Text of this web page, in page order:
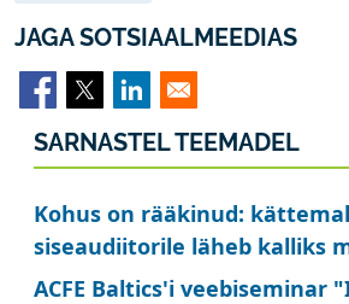
JAGA SOTSIAALMEEDIAS
SARNASTEL TEEMADEL
Kohus on rääkinud:
siseaudiitorile läheb kalliks
ACFE Baltics'i veebiseminar